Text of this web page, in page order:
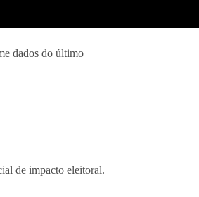
dados do último
de impacto eleitoral.